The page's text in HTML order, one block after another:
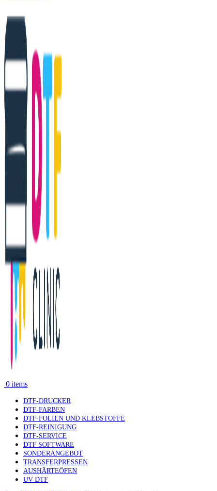
0 items
DTF-DRUCKER
DTF-FARBEN
DTF-FOLIEN UND KLEBSTOFFE
DTF-REINIGUNG
DTF-SERVICE
DTF SOFTWARE
SONDERANGEBOT
TRANSFERPRESSEN
AUSHÄRTEÖFEN
UV DTF